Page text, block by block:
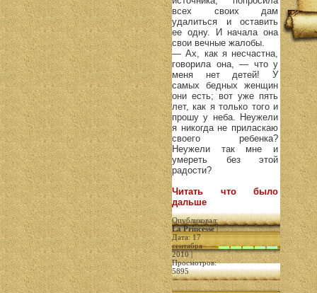
всех своих дам
удалиться и оставить
ее одну. И начала она
свои вечные жалобы.
— Ах, как я несчастна,
говорила она, — что у
меня нет детей! У
самых бедных женщин
они есть; вот уже пять
лет, как я только того и
прошу у неба. Неужели
я никогда не приласкаю
своего ребенка?
Неужели так мне и
умереть без этой
радости?
Читать что было
дальше
Опубликовал:
La Princesse|
Дата: 17
сентября
2010 |
Просмотров:
5895